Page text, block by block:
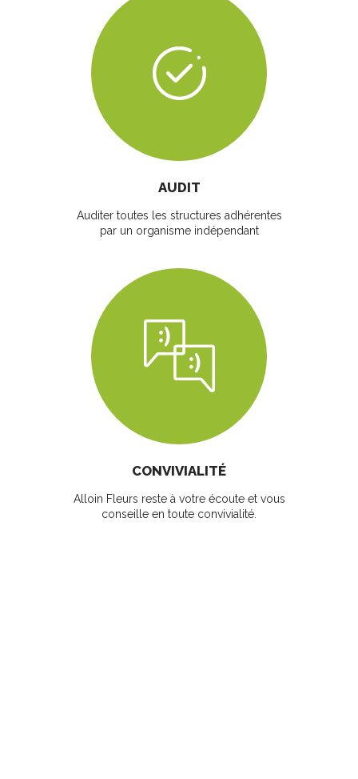
AUDIT
Auditer toutes les structures adhérentes
par un organisme indépendant
CONVIVIALITÉ
Alloin Fleurs reste à votre écoute et vous
conseille en toute convivialité.